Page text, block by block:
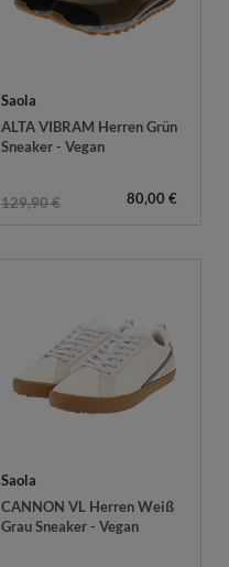
Saola
ALTA VIBRAM Herren Grün
Sneaker - Vegan
129,90 € 80,00 €
Saola
CANNON VL Herren Weiß
Grau Sneaker - Vegan